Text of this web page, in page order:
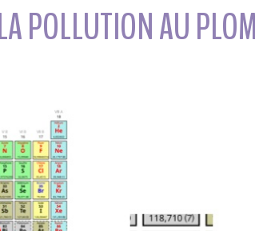
POLLUTION AU